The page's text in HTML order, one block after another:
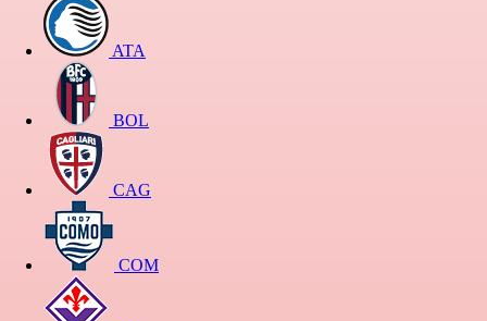
ATA
BOL
CAG
COM